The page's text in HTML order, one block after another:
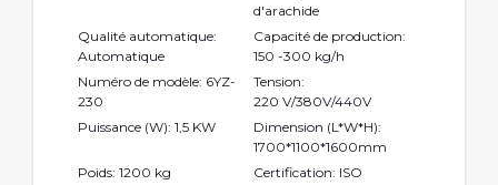
d'arachide
Qualité automatique:
Automatique
Capacité de production:
150 -300 kg/h
Numéro de modèle: 6YZ-
230
Tension:
220 V/380V/440V
Puissance (W): 1,5 KW
Dimension (L*W*H):
1700*1100*1600mm
Poids: 1200 kg
Certification: ISO